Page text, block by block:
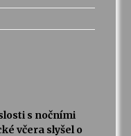
s nočními
včera slyšel o